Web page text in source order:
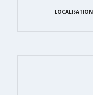
LOCALISATION